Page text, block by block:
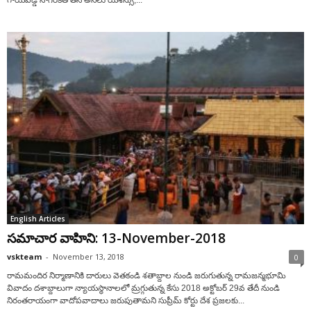
English Articles
సమాచార వాహిని: 13-November-2018
vskteam - November 13, 2018 0
రామమందిర నిర్మాణానికి దారులు వెతకండి శతాబ్దాల నుండి జరుగుతున్న రామజన్మభూమి
వివాదం దశాబ్దాలుగా న్యాయస్థానాలలో మ్రగ్గుతున్న కేసు 2018 అక్టోబర్ 29వ తేదీ నుండి
నిరంతరాయంగా వాదోపవాదాలు జరుపుతామని సుప్రీమ్ కోర్టు దేశ ప్రజలకు...